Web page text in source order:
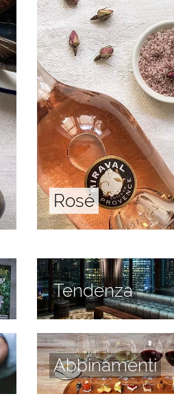
Rosé
Tendenza
Abbinamenti